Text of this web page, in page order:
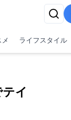
メ ライフスタイル
イ